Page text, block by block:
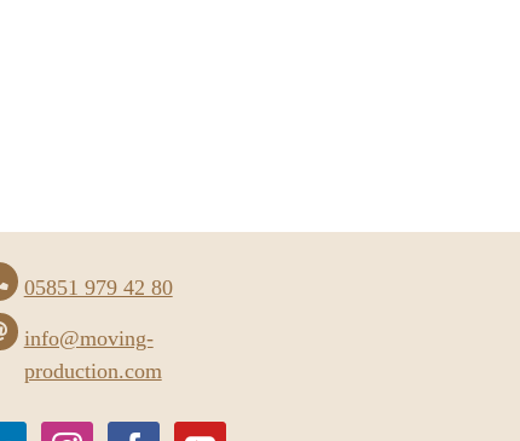
05851 979 42 80
info@moving-
production.com